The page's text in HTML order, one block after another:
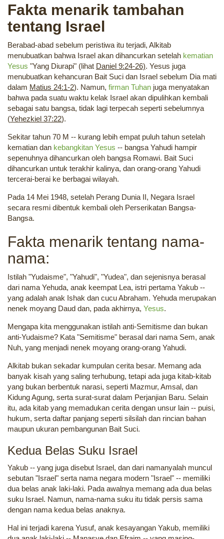
Fakta menarik tambahan
tentang Israel
Berabad-abad sebelum peristiwa itu terjadi, Alkitab
menubuatkan bahwa Israel akan dihancurkan setelah kematian
Yesus "Yang Diurapi" (lihat Daniel 9:24-26). Yesus juga
menubuatkan kehancuran Bait Suci dan Israel sebelum Dia mati
dalam Matius 24:1-2). Namun, firman Tuhan juga menyatakan
bahwa pada suatu waktu kelak Israel akan dipulihkan kembali
sebagai satu bangsa, tidak lagi terpecah seperti sebelumnya
(Yehezkiel 37:22).
Sekitar tahun 70 M -- kurang lebih empat puluh tahun setelah
kematian dan kebangkitan Yesus -- bangsa Yahudi hampir
sepenuhnya dihancurkan oleh bangsa Romawi. Bait Suci
dihancurkan untuk terakhir kalinya, dan orang-orang Yahudi
tercerai-berai ke berbagai wilayah.
Pada 14 Mei 1948, setelah Perang Dunia II, Negara Israel
secara resmi dibentuk kembali oleh Perserikatan Bangsa-
Bangsa.
Fakta menarik tentang nama-
nama:
Istilah "Yudaisme", "Yahudi", "Yudea", dan sejenisnya berasal
dari nama Yehuda, anak keempat Lea, istri pertama Yakub --
yang adalah anak Ishak dan cucu Abraham. Yehuda merupakan
nenek moyang Daud dan, pada akhirnya, Yesus.
Mengapa kita menggunakan istilah anti-Semitisme dan bukan
anti-Yudaisme? Kata "Semitisme" berasal dari nama Sem, anak
Nuh, yang menjadi nenek moyang orang-orang Yahudi.
Alkitab bukan sekadar kumpulan cerita besar. Memang ada
banyak kisah yang saling terhubung, tetapi ada juga kitab-kitab
yang bukan berbentuk narasi, seperti Mazmur, Amsal, dan
Kidung Agung, serta surat-surat dalam Perjanjian Baru. Selain
itu, ada kitab yang memadukan cerita dengan unsur lain -- puisi,
hukum, serta daftar panjang seperti silsilah dan rincian bahan
maupun ukuran pembangunan Bait Suci.
Kedua Belas Suku Israel
Yakub -- yang juga disebut Israel, dan dari namanyalah muncul
sebutan "Israel" serta nama negara modern "Israel" -- memiliki
dua belas anak laki-laki. Pada awalnya memang ada dua belas
suku Israel. Namun, nama-nama suku itu tidak persis sama
dengan nama kedua belas anaknya.
Hal ini terjadi karena Yusuf, anak kesayangan Yakub, memiliki